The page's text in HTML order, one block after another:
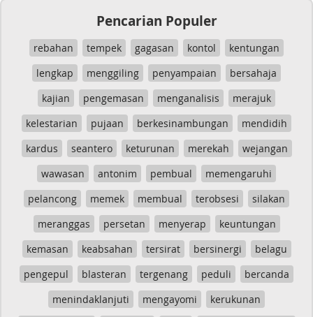
Pencarian Populer
rebahan tempek gagasan kontol
kentungan
lengkap
menggiling penyampaian
bersahaja
kajian
pengemasan menganalisis
merajuk
kelestarian
pujaan berkesinambungan
mendidih
kardus
seantero keturunan merekah
wejangan
wawasan
antonim pembual
memengaruhi
pelancong
memek membual terobsesi
silakan
meranggas
persetan menyerap
keuntungan
kemasan
keabsahan tersirat bersinergi
belagu
pengepul
blasteran tergenang peduli
bercanda
menindaklanjuti
mengayomi
kerukunan